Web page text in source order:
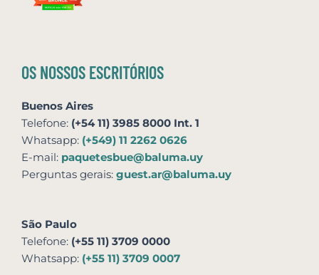
OS NOSSOS ESCRITÓRIOS
Buenos Aires
Telefone: (+54 11) 3985 8000 Int. 1
Whatsapp: (+549) 11 2262 0626
E-mail: paquetesbue@baluma.uy
Perguntas gerais: guest.ar@baluma.uy
São Paulo
Telefone: (+55 11) 3709 0000
Whatsapp: (+55 11) 3709 0007